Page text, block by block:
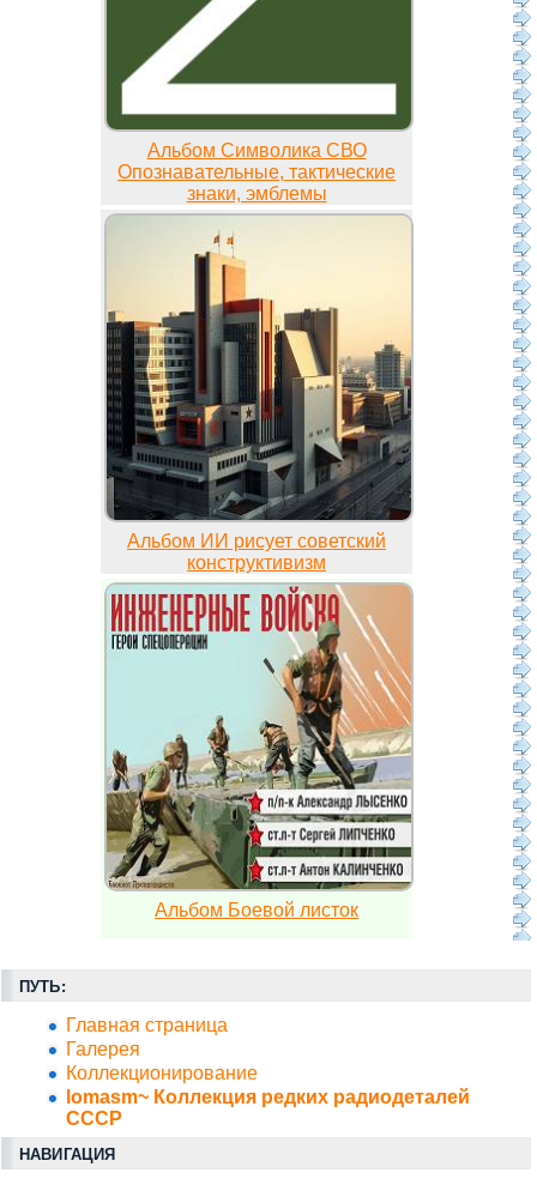
Альбом Символика СВО
Опознавательные, тактические
знаки, эмблемы
Альбом ИИ рисует советский
конструктивизм
Альбом Боевой листок
ПУТЬ:
Главная страница
Галерея
Коллекционирование
lomasm~ Коллекция редких радиодеталей
СССР
НАВИГАЦИЯ